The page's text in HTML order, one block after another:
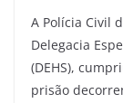
A Polícia Civil
Delegacia
(DEHS),
prisão